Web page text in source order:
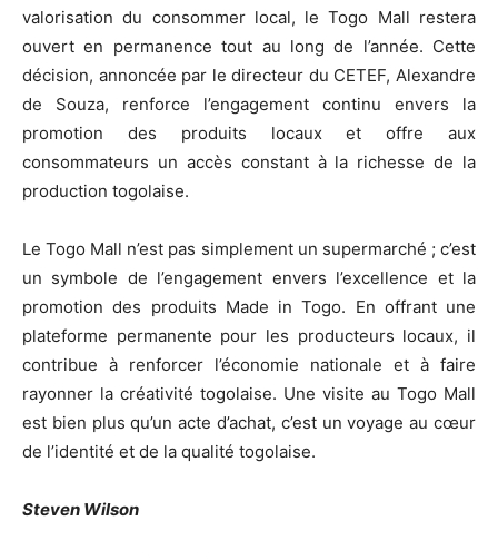
valorisation du consommer local, le Togo Mall restera
ouvert en permanence tout au long de l’année. Cette
décision, annoncée par le directeur du CETEF, Alexandre
de Souza, renforce l’engagement continu envers la
promotion des produits locaux et offre aux
consommateurs un accès constant à la richesse de la
production togolaise.
Le Togo Mall n’est pas simplement un supermarché ; c’est
un symbole de l’engagement envers l’excellence et la
promotion des produits Made in Togo. En offrant une
plateforme permanente pour les producteurs locaux, il
contribue à renforcer l’économie nationale et à faire
rayonner la créativité togolaise. Une visite au Togo Mall
est bien plus qu’un acte d’achat, c’est un voyage au cœur
de l’identité et de la qualité togolaise.
Steven Wilson